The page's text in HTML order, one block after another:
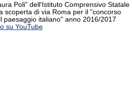
Poli" dell'Istituto Comprensivo Statale
scoperta di via Roma per il "concorso
paesaggio italiano" anno 2016/2017
su YouTube